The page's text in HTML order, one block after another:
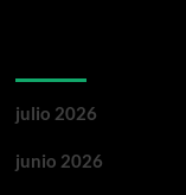
julio 2026
junio 2026